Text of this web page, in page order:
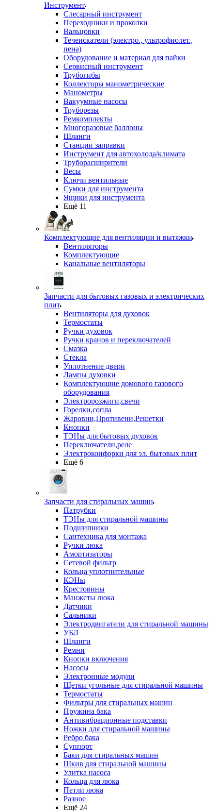
Инструмент
Слесарный инструмент
Переходники и проколки
Вальцовки
Течеискатели (электро., ультрофиолет.,
пена)
Оборудование и материал для пайки
Сервисный инструмент
Трубогибы
Коллекторы манометрические
Манометры
Вакуумные насосы
Труборезы
Ремкомплекты
Многоразовые баллоны
Шланги
Станции заправки
Инструмент для автохолода/климата
Труборасширители
Весы
Ключи вентильные
Сумки для инструмента
Ящики для инструмента
Ещё 11
Комплектующие для вентиляции и вытяжки
Вентиляторы
Комплектующие
Канальные вентиляторы
Запчасти для бытовых газовых и электрических
плит
Вентиляторы для духовок
Термостаты
Ручки духовок
Ручки кранов и переключателей
Смазка
Стекла
Уплотнение двери
Лампы духовки
Комплектующие домового газового
оборудования
Электророзжиги,свечи
Горелки,сопла
Жаровни,Противени,Решетки
Кнопки
ТЭНы для бытовых духовок
Переключатели,реле
Электроконфорки для эл. бытовых плит
Ещё 6
Запчасти для стиральных машин
Патрубки
ТЭНы для стиральной машины
Подшипники
Сантехника для монтажа
Ручки люка
Амортизаторы
Сетевой фильтр
Кольца уплотнительные
КЭНы
Крестовины
Манжеты люка
Датчики
Сальники
Электродвигатели для стиральной машины
УБЛ
Шланги
Ремни
Кнопки включения
Насосы
Электронные модули
Щетки угольные для стиральной машины
Термостаты
Фильтры для стиральных машин
Пружина бака
Антивибрационные подставки
Ножки для стиральной машины
Ребро бака
Суппорт
Баки для стиральных машин
Шкив для стиральной машины
Улитка насоса
Кольца для люка
Петли люка
Разное
Ещё 24